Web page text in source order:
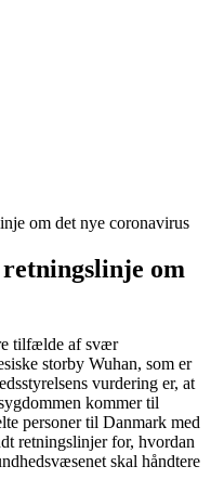
om det nye coronavirus
retningslinje om
tilfælde af svær
storby Wuhan, som er
vurdering er, at
kommer til
personer til Danmark med
retningslinjer for, hvordan
skal håndtere